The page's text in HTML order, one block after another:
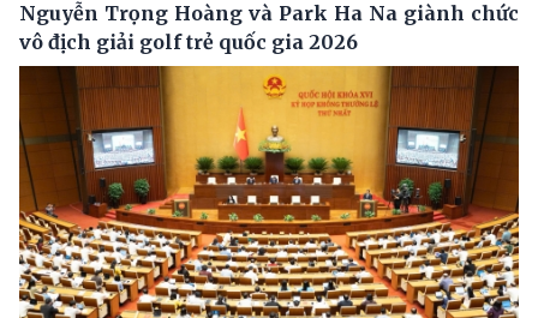
Nguyễn Trọng Hoàng và Park Ha Na giành chức
vô địch giải golf trẻ quốc gia 2026